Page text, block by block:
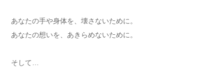
あなたの手や身体を、壊さないために。
あなたの想いを、あきらめないために。
そして…